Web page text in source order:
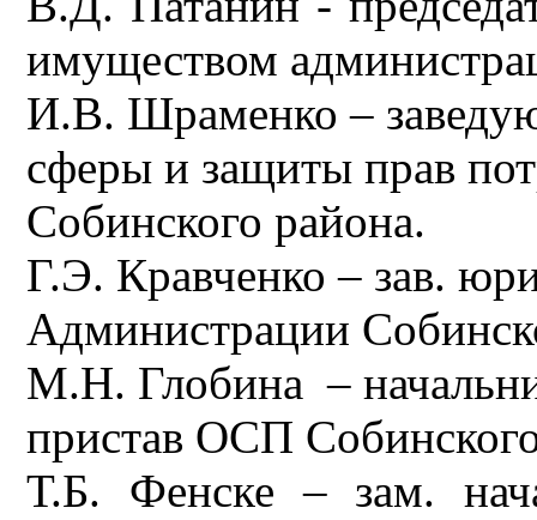
имуществом
И.В. Шраменко –
сферы и защиты прав
Собинского района.
Г.Э. Кравченко – зав.
Администрации
М.Н. Глобина –
пристав ОСП
Т.Б. Фенске – зам.